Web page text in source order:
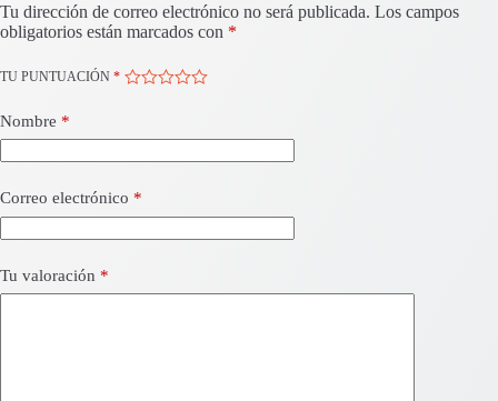
Tu dirección de correo electrónico no será publicada. Los campos
obligatorios están marcados con *
TU PUNTUACIÓN *
Nombre *
Correo electrónico *
Tu valoración *